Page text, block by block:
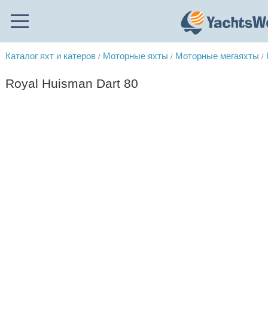
Каталог яхт и катеров / Моторные яхты / Моторные мегаяхты /
Royal Huisman Dart 80